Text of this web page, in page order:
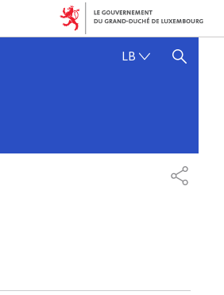
LB SHOW HIDE SEARCH